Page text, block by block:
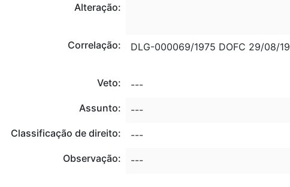
Alteração:
Correlação: DLG-000069/1975 DOFC 29/08/
Veto:
---
Assunto:
---
Classificação de direito:
---
Observação:
---